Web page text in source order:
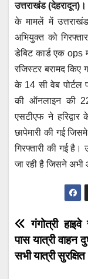
at
s
A
p
p
c
e
b
o
o
k
उत्तराखंड (देहरादून)।
के मामलें में
अभियुक्त को
डेबिट कार्ड एक
रजिस्टर बरामद किए
के 14 सी वेब पोर्टल
की ऑनलाइन की
एसटीएफ ने
छापेमारी की गई
गिरफ्तारी की गई
जा रही है जिसने अभी
Post
गंगोत्री
पास यात्री वाहन
सभी यात्री